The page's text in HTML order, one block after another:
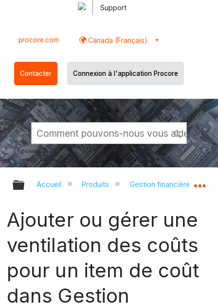
Support
procore.com Canada (Français)
Contacter Connexion à l'application Procore
Développer/réduire la hiérarchie
Accueil Produits Gestion financière du
Ajouter ou gérer une
ventilation des coûts
pour un item de coût
dans Gestion